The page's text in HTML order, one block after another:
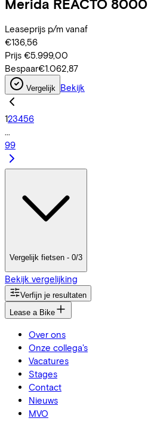
Merida REACTO 8000
Leaseprijs p/m vanaf
€136,56
Prijs €5.999,00
Bespaar€1.062,87
Vergelijk Bekijk
123456
...
99
Vergelijk fietsen - 0/3
Bekijk vergelijking
Verfijn je resultaten
Lease a Bike
Over ons
Onze collega's
Vacatures
Stages
Contact
Nieuws
MVO